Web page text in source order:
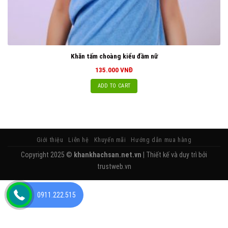
Khăn tấm choàng kiểu đầm nữ
135.000VNĐ
ADD TO CART
Giới thiệu Liên hệ Khuyến mãi Hướng dẫn mua hàng
Copyright 2025 © khankhachsan.net.vn | Thiết kế và duy trì bởi
trustweb.vn
0911.222.515